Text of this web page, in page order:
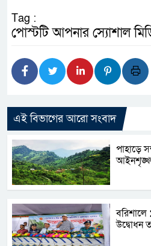
Tag :
পোস্টটি আপনার স্যোশাল
এই বিভাগের আরো সংবাদ
পাহাড়ে
বরিশালে
উদ্বোধন